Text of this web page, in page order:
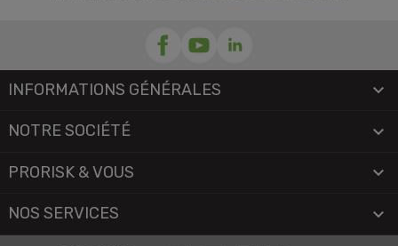
INFORMATIONS GÉNÉRALES 
NOTRE SOCIÉTÉ 
PRORISK & VOUS 
NOS SERVICES 